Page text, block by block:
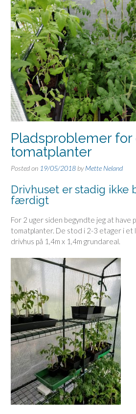
Pladsproblemer
tomatplanter
Posted on 19/05/2018 byMette Neland
Drivhuset er stadig ikke
færdigt
For 2 uger siden begyndte jeg at have
tomatplanter. De stod i 2-3 etager i et
drivhus på 1,4m x 1,4m grundareal.